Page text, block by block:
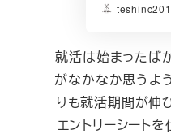
就活は始まったば
がなかなか思うよ
りも就活期間が伸
エントリーシート